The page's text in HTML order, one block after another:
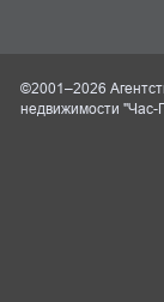
©2001–2026
недвижимости "Час-